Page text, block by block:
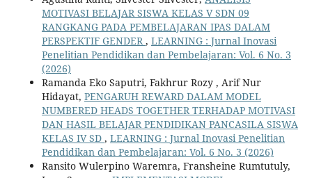
MOTIVASI BELAJAR SISWA KELAS V SDN 09
RANGKANG PADA PEMBELAJARAN IPAS DALAM
PERSPEKTIF GENDER , LEARNING : Jurnal Inovasi
Penelitian Pendidikan dan Pembelajaran: Vol. 6 No. 3
(2026)
Ramanda Eko Saputri, Fakhrur Rozy , Arif Nur
Hidayat, PENGARUH REWARD DALAM MODEL
NUMBERED HEADS TOGETHER TERHADAP MOTIVASI
DAN HASIL BELAJAR PENDIDIKAN PANCASILA SISWA
KELAS IV SD , LEARNING : Jurnal Inovasi Penelitian
Pendidikan dan Pembelajaran: Vol. 6 No. 3 (2026)
Ransito Wulerpino Waremra, Fransheine Rumtutuly,